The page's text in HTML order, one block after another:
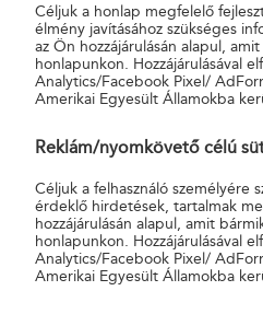
4046 Debrecen, Múzeum u. 3.
Illetékességi területe:
Bács-Kiskun megye, Békés
megye, Csongrád megye,
Szabolcs-Szatmár-Bereg
(Nyugat-magyarországi
9400 Sopron, Széchenyi tér 7-
Illetékességi területe:
Baranya megye, Fejér
Céljuk a honlap megfelelő
élmény javításához szükséges
az Ön hozzájárulásán alapul,
honlapunkon. Hozzájárulásával
Analytics/Facebook Pixel/
Amerikai Egyesült Államokba
Reklám/nyomkövető célú
Céljuk a felhasználó személyére
érdeklő hirdetések, tartalmak
hozzájárulásán alapul, amit
honlapunkon. Hozzájárulásával
Analytics/Facebook Pixel/
Amerikai Egyesült Államokba